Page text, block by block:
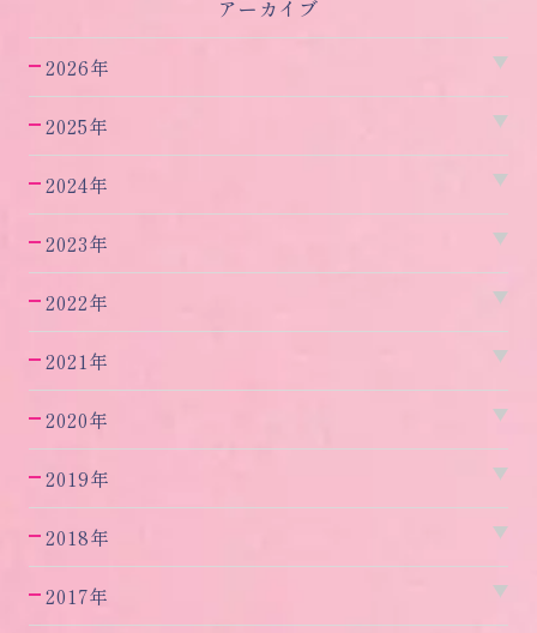
アーカイブ
2026年
2025年
2024年
2023年
2022年
2021年
2020年
2019年
2018年
2017年